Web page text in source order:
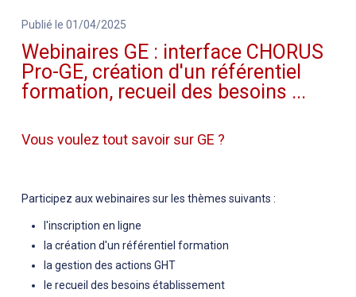
Publié le 01/04/2025
Webinaires GE : interface CHORUS
Pro-GE, création d'un référentiel
formation, recueil des besoins ...
Vous voulez tout savoir sur GE ?
Participez aux webinaires sur les thèmes suivants :
l'inscription en ligne
la création d'un référentiel formation
la gestion des actions GHT
le recueil des besoins établissement